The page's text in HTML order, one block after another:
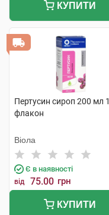
КУПИТИ
Пертусин сироп 200 мл 1
флакон
Віола
Є в наявності
від 75.00 грн
КУПИТИ